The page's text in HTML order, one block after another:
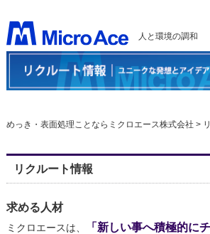
人と環境の調和
めっき・表面処理ことならミクロエース株式会社 >
リクルート情報
求める人材
ミクロエースは、
「新しい事へ積極的に